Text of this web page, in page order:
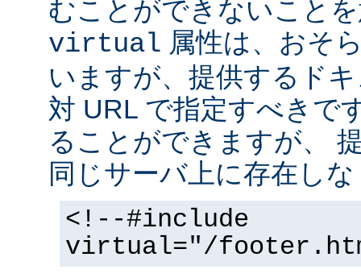
むことができないこと
virtual 属性は、おそ
いますが、提供するド
対 URL で指定すべきで
ることができますが、
同じサーバ上に存在し
<!--#include
virtual="/